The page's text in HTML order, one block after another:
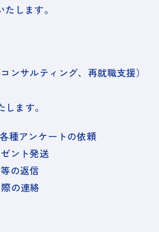
します。
ンサルティング、再就職支援）
ます。
種アンケートの依頼
ント発送
の返信
の連絡